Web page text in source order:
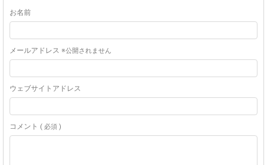
お名前
メールアドレス ※公開されません
ウェブサイトアドレス
コメント ( 必須 )